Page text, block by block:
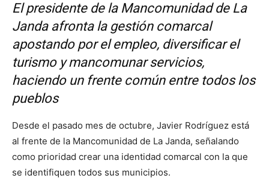
El presidente de la Mancomunidad de La
Janda afronta la gestión comarcal
apostando por el empleo, diversificar el
turismo y mancomunar servicios,
haciendo un frente común entre todos los
pueblos
Desde el pasado mes de octubre, Javier Rodríguez está
al frente de la Mancomunidad de La Janda, señalando
como prioridad crear una identidad comarcal con la que
se identifiquen todos sus municipios.